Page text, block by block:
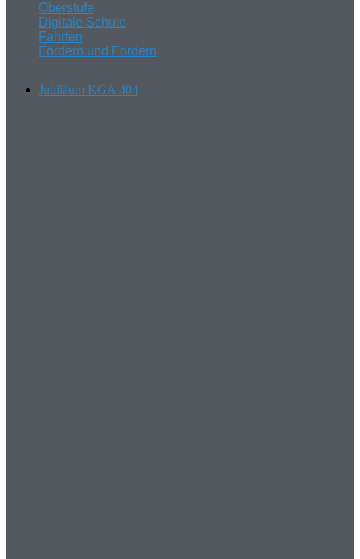
Oberstufe
Digitale Schule
Fahrten
Fördern und Fordern
Jubiläum KGA 404